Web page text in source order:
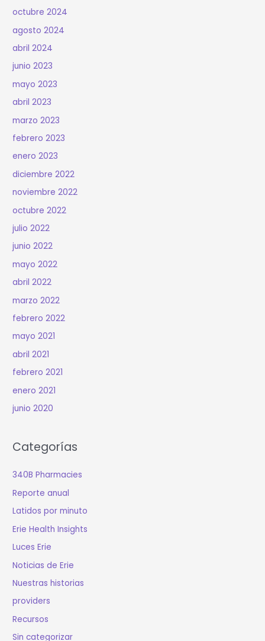
octubre 2024
agosto 2024
abril 2024
junio 2023
mayo 2023
abril 2023
marzo 2023
febrero 2023
enero 2023
diciembre 2022
noviembre 2022
octubre 2022
julio 2022
junio 2022
mayo 2022
abril 2022
marzo 2022
febrero 2022
mayo 2021
abril 2021
febrero 2021
enero 2021
junio 2020
Categorías
340B Pharmacies
Reporte anual
Latidos por minuto
Erie Health Insights
Luces Erie
Noticias de Erie
Nuestras historias
providers
Recursos
Sin categorizar